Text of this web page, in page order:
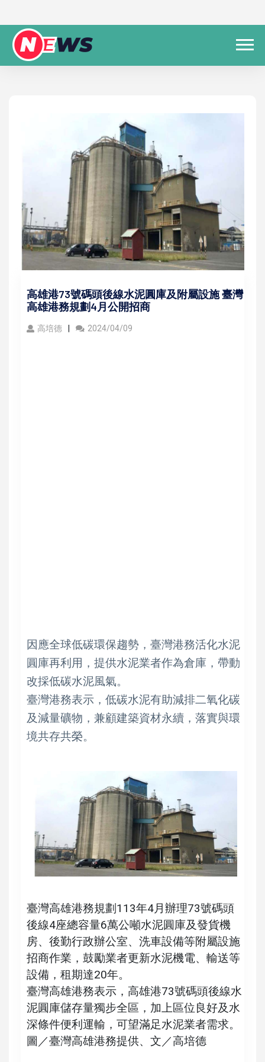
高雄港73號碼頭後線水泥圓庫及附屬設施 臺灣
高雄港務規劃4月公開招商
高培德 2024/04/09
因應全球低碳環保趨勢，臺灣港務活化水泥
圓庫再利用，提供水泥業者作為倉庫，帶動
改採低碳水泥風氣。
臺灣港務表示，低碳水泥有助減排二氧化碳
及減量礦物，兼顧建築資材永續，落實與環
境共存共榮。
臺灣高雄港務規劃113年4月辦理73號碼頭
後線4座總容量6萬公噸水泥圓庫及發貨機
房、後勤行政辦公室、洗車設備等附屬設施
招商作業，鼓勵業者更新水泥機電、輸送等
設備，租期達20年。
臺灣高雄港務表示，高雄港73號碼頭後線水
泥圓庫儲存量獨步全區，加上區位良好及水
深條件便利運輸，可望滿足水泥業者需求。
圖／臺灣高雄港務提供、文／高培德